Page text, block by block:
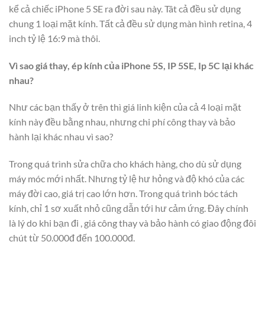
kể cả chiếc iPhone 5 SE ra đời sau này. Tât cả đều sử dụng
chung 1 loại mặt kính. Tất cả đều sử dụng màn hình retina, 4
inch tỷ lệ 16:9 mà thôi.
Vì sao giá thay, ép kính của iPhone 5S, IP 5SE, Ip 5C lại khác
nhau?
Như các bạn thấy ở trên thì giá linh kiện của cả 4 loại mặt
kính này đều bằng nhau, nhưng chi phí công thay và bảo
hành lại khác nhau vì sao?
Trong quá trình sửa chữa cho khách hàng, cho dù sử dụng
máy móc mới nhất. Nhưng tỷ lệ hư hỏng và độ khó của các
máy đời cao, giá trị cao lớn hơn. Trong quá trình bóc tách
kính, chỉ 1 sơ xuất nhỏ cũng dẫn tới hư cảm ứng. Đây chính
là lý do khi bạn đi , giá công thay và bảo hành có giao động đôi
chút từ 50.000đ đến 100.000đ.